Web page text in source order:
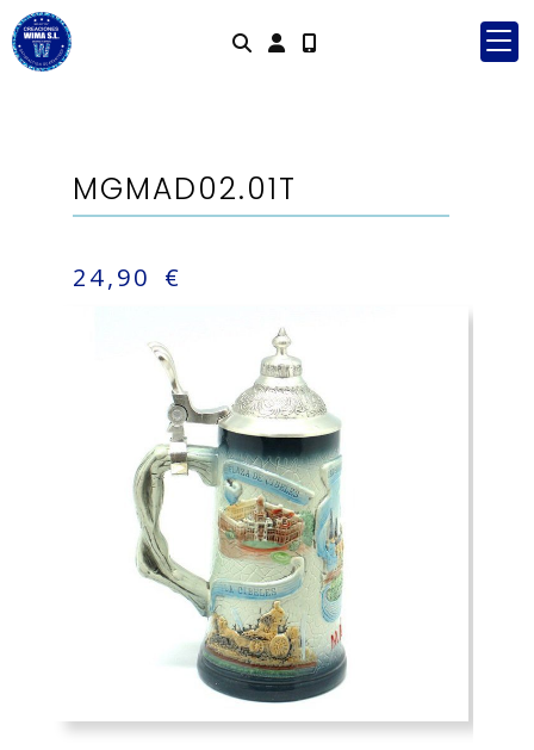
Identifícat
MGMAD02.01T
24,90 €